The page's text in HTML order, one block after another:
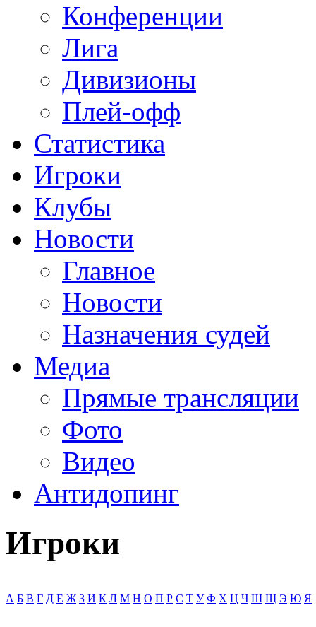
Конференции
Лига
Дивизионы
Плей-офф
Статистика
Игроки
Клубы
Новости
Главное
Новости
Назначения судей
Медиа
Прямые трансляции
Фото
Видео
Антидопинг
Игроки
А Б В Г Д Е Ж З И К Л М Н О П Р С Т У Ф Х Ц Ч Ш Щ Э Ю Я